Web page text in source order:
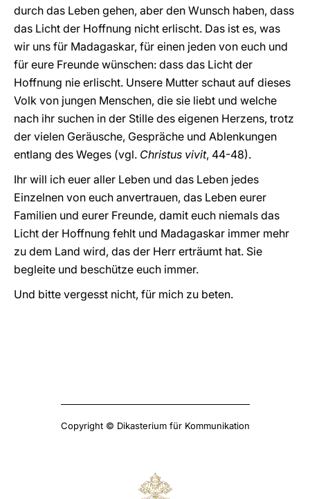
durch das Leben gehen, aber den Wunsch haben, dass
das Licht der Hoffnung nicht erlischt. Das ist es, was
wir uns für Madagaskar, für einen jeden von euch und
für eure Freunde wünschen: dass das Licht der
Hoffnung nie erlischt. Unsere Mutter schaut auf dieses
Volk von jungen Menschen, die sie liebt und welche
nach ihr suchen in der Stille des eigenen Herzens, trotz
der vielen Geräusche, Gespräche und Ablenkungen
entlang des Weges (vgl. Christus vivit, 44-48).
Ihr will ich euer aller Leben und das Leben jedes
Einzelnen von euch anvertrauen, das Leben eurer
Familien und eurer Freunde, damit euch niemals das
Licht der Hoffnung fehlt und Madagaskar immer mehr
zu dem Land wird, das der Herr erträumt hat. Sie
begleite und beschütze euch immer.
Und bitte vergesst nicht, für mich zu beten.
Copyright © Dikasterium für Kommunikation